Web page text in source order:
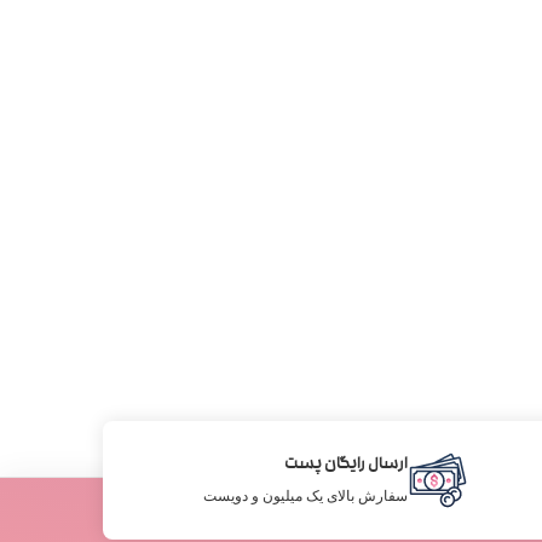
ارسال رایگان پست
سفارش بالای یک میلیون و دویست